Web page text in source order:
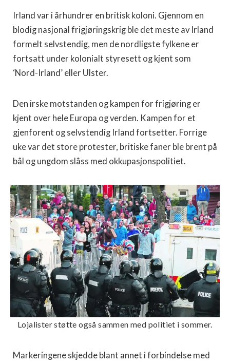
Irland var i århundrer en britisk koloni. Gjennom en
blodig nasjonal frigjøringskrig ble det meste av Irland
formelt selvstendig, men de nordligste fylkene er
fortsatt under kolonialt styresett og kjent som
‘Nord-Irland’ eller Ulster.
Den irske motstanden og kampen for frigjøring er
kjent over hele Europa og verden. Kampen for et
gjenforent og selvstendig Irland fortsetter. Forrige
uke var det store protester, britiske faner ble brent på
bål og ungdom slåss med okkupasjonspolitiet.
Lojalister støtte også sammen med politiet i sommer.
Markeringene skjedde blant annet i forbindelse med